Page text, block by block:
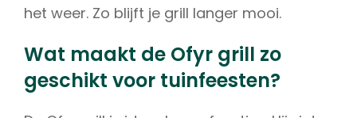
het weer. Zo blijft je grill langer mooi.
Wat maakt de Ofyr grill zo
geschikt voor tuinfeesten?